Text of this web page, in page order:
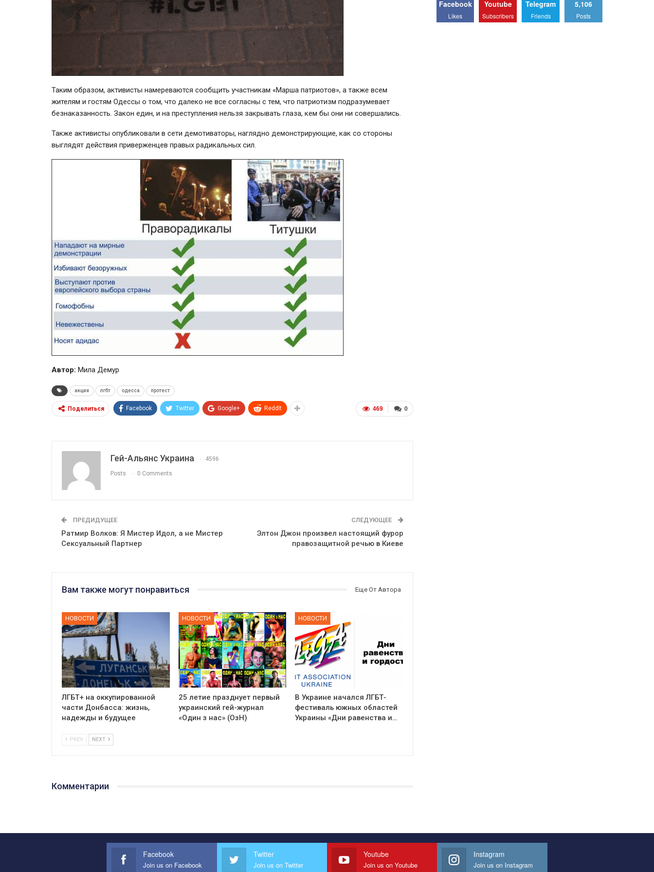
Таким образом, активисты намереваются сообщить участникам «Марша патриотов», а также всем
жителям и гостям Одессы о том, что далеко не все согласны с тем, что патриотизм подразумевает
безнаказанность. Закон един, и на преступления нельзя закрывать глаза, кем бы они ни совершались.
Также активисты опубликовали в сети демотиваторы, наглядно демонстрирующие, как со стороны
выглядят действия приверженцев правых радикальных сил.
Автор: Мила Демур
акция лгбт одесса протест
0
469
Поделиться Facebook Twitter Google+ ReddIt
Гей-Альянс Украина 4596
Posts 0 Comments
ПРЕДИДУЩЕЕ
Ратмир Волков: Я Мистер Идол, а не Мистер
Сексуальный Партнер
СЛЕДУЮЩЕЕ
Элтон Джон произвел настоящий фурор
правозащитной речью в Киеве
Вам также могут понравиться Еще От Автора
НОВОСТИ
ЛГБТ+ на оккупированной
части Донбасса: жизнь,
надежды и будущее
НОВОСТИ
25 летие празднует первый
украинский гей-журнал
«Один з нас» (ОзН)
НОВОСТИ
В Украине начался ЛГБТ-
фестиваль южных областей
Украины «Дни равенства и…
PREV NEXT
Комментарии
Facebook
Likes
Youtube
Subscribers
Telegram
Friends
5,106
Posts
Facebook
Join us on Facebook
Twitter
Join us on Twitter
Youtube
Join us on Youtube
Instagram
Join us on Instagram